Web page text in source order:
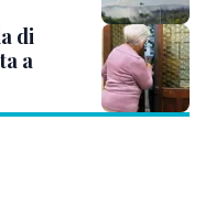
di
a